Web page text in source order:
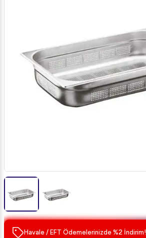
Havale / EFT Ödemelerinizde %2 İndirim!